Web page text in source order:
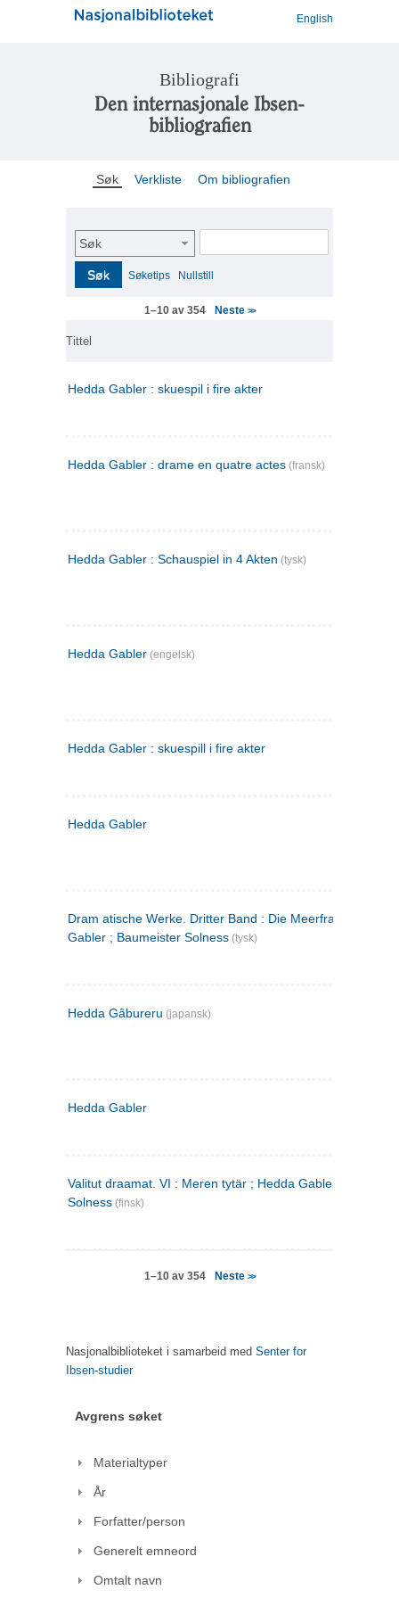
English
Bibliografi
Den internasjonale Ibsen-
bibliografien
Søk Verkliste Om bibliografien
Søk
Søk Søketips Nullstill
1–10 av 354 Neste >>
Tittel
Hedda Gabler : skuespil i fire akter
Hedda Gabler : drame en quatre actes (fransk)
Hedda Gabler : Schauspiel in 4 Akten (tysk)
Hedda Gabler (engelsk)
Hedda Gabler : skuespill i fire akter
Hedda Gabler
Dram atische Werke. Dritter Band : Die Meerfrau ; Hedda
Gabler ; Baumeister Solness (tysk)
Hedda Gâbureru (japansk)
Hedda Gabler
Valitut draamat. VI : Meren tytär ; Hedda Gabler ;
Solness (finsk)
1–10 av 354 Neste >>
Nasjonalbiblioteket i samarbeid med Senter for
Ibsen-studier
Avgrens søket
Materialtyper
År
Forfatter/person
Generelt emneord
Omtalt navn